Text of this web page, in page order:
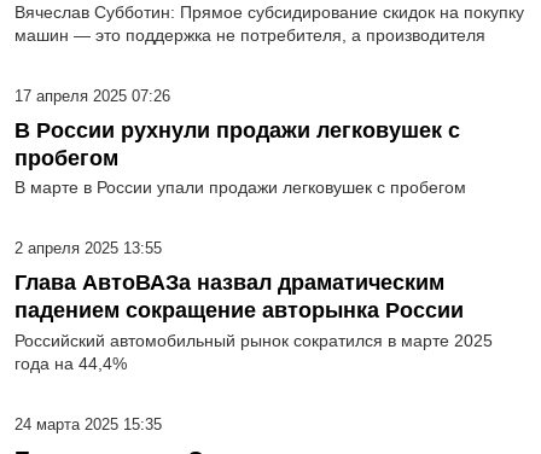
Вячеслав Субботин: Прямое субсидирование скидок на покупку
машин — это поддержка не потребителя, а производителя
17 апреля 2025 07:26
В России рухнули продажи легковушек с
пробегом
В марте в России упали продажи легковушек с пробегом
2 апреля 2025 13:55
Глава АвтоВАЗа назвал драматическим
падением сокращение авторынка России
Российский автомобильный рынок сократился в марте 2025
года на 44,4%
24 марта 2025 15:35